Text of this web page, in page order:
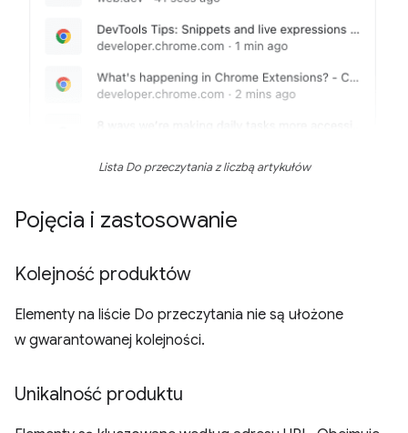
Lista Do przeczytania z liczbą artykułów
Pojęcia i zastosowanie
Kolejność produktów
Elementy na liście Do przeczytania nie są ułożone
w gwarantowanej kolejności.
Unikalność produktu